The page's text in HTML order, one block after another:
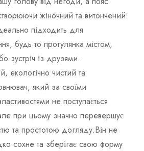
жіночний та витончений
підходить для
будь то прогулянка містом,
зустріч із друзями.
екологічно чистий та
який за своїми
не поступається
при цьому значно перевершує
та простотою догляду.Він не
сохне та зберігає свою форму